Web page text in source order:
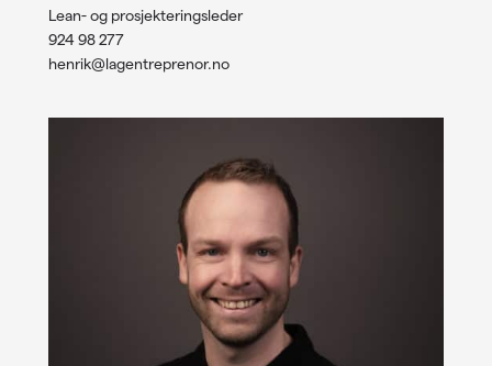
Lean- og prosjekteringsleder
924 98 277
henrik@lagentreprenor.no